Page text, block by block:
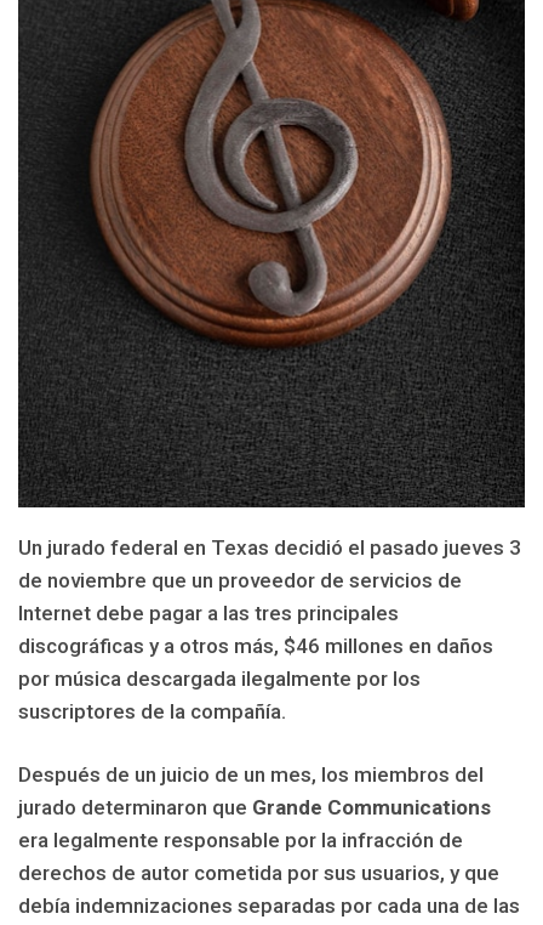
Un jurado federal en Texas decidió el pasado jueves 3
de noviembre que un proveedor de servicios de
Internet debe pagar a las tres principales
discográficas y a otros más, $46 millones en daños
por música descargada ilegalmente por los
suscriptores de la compañía.
Después de un juicio de un mes, los miembros del
jurado determinaron que Grande Communications
era legalmente responsable por la infracción de
derechos de autor cometida por sus usuarios, y que
debía indemnizaciones separadas por cada una de las